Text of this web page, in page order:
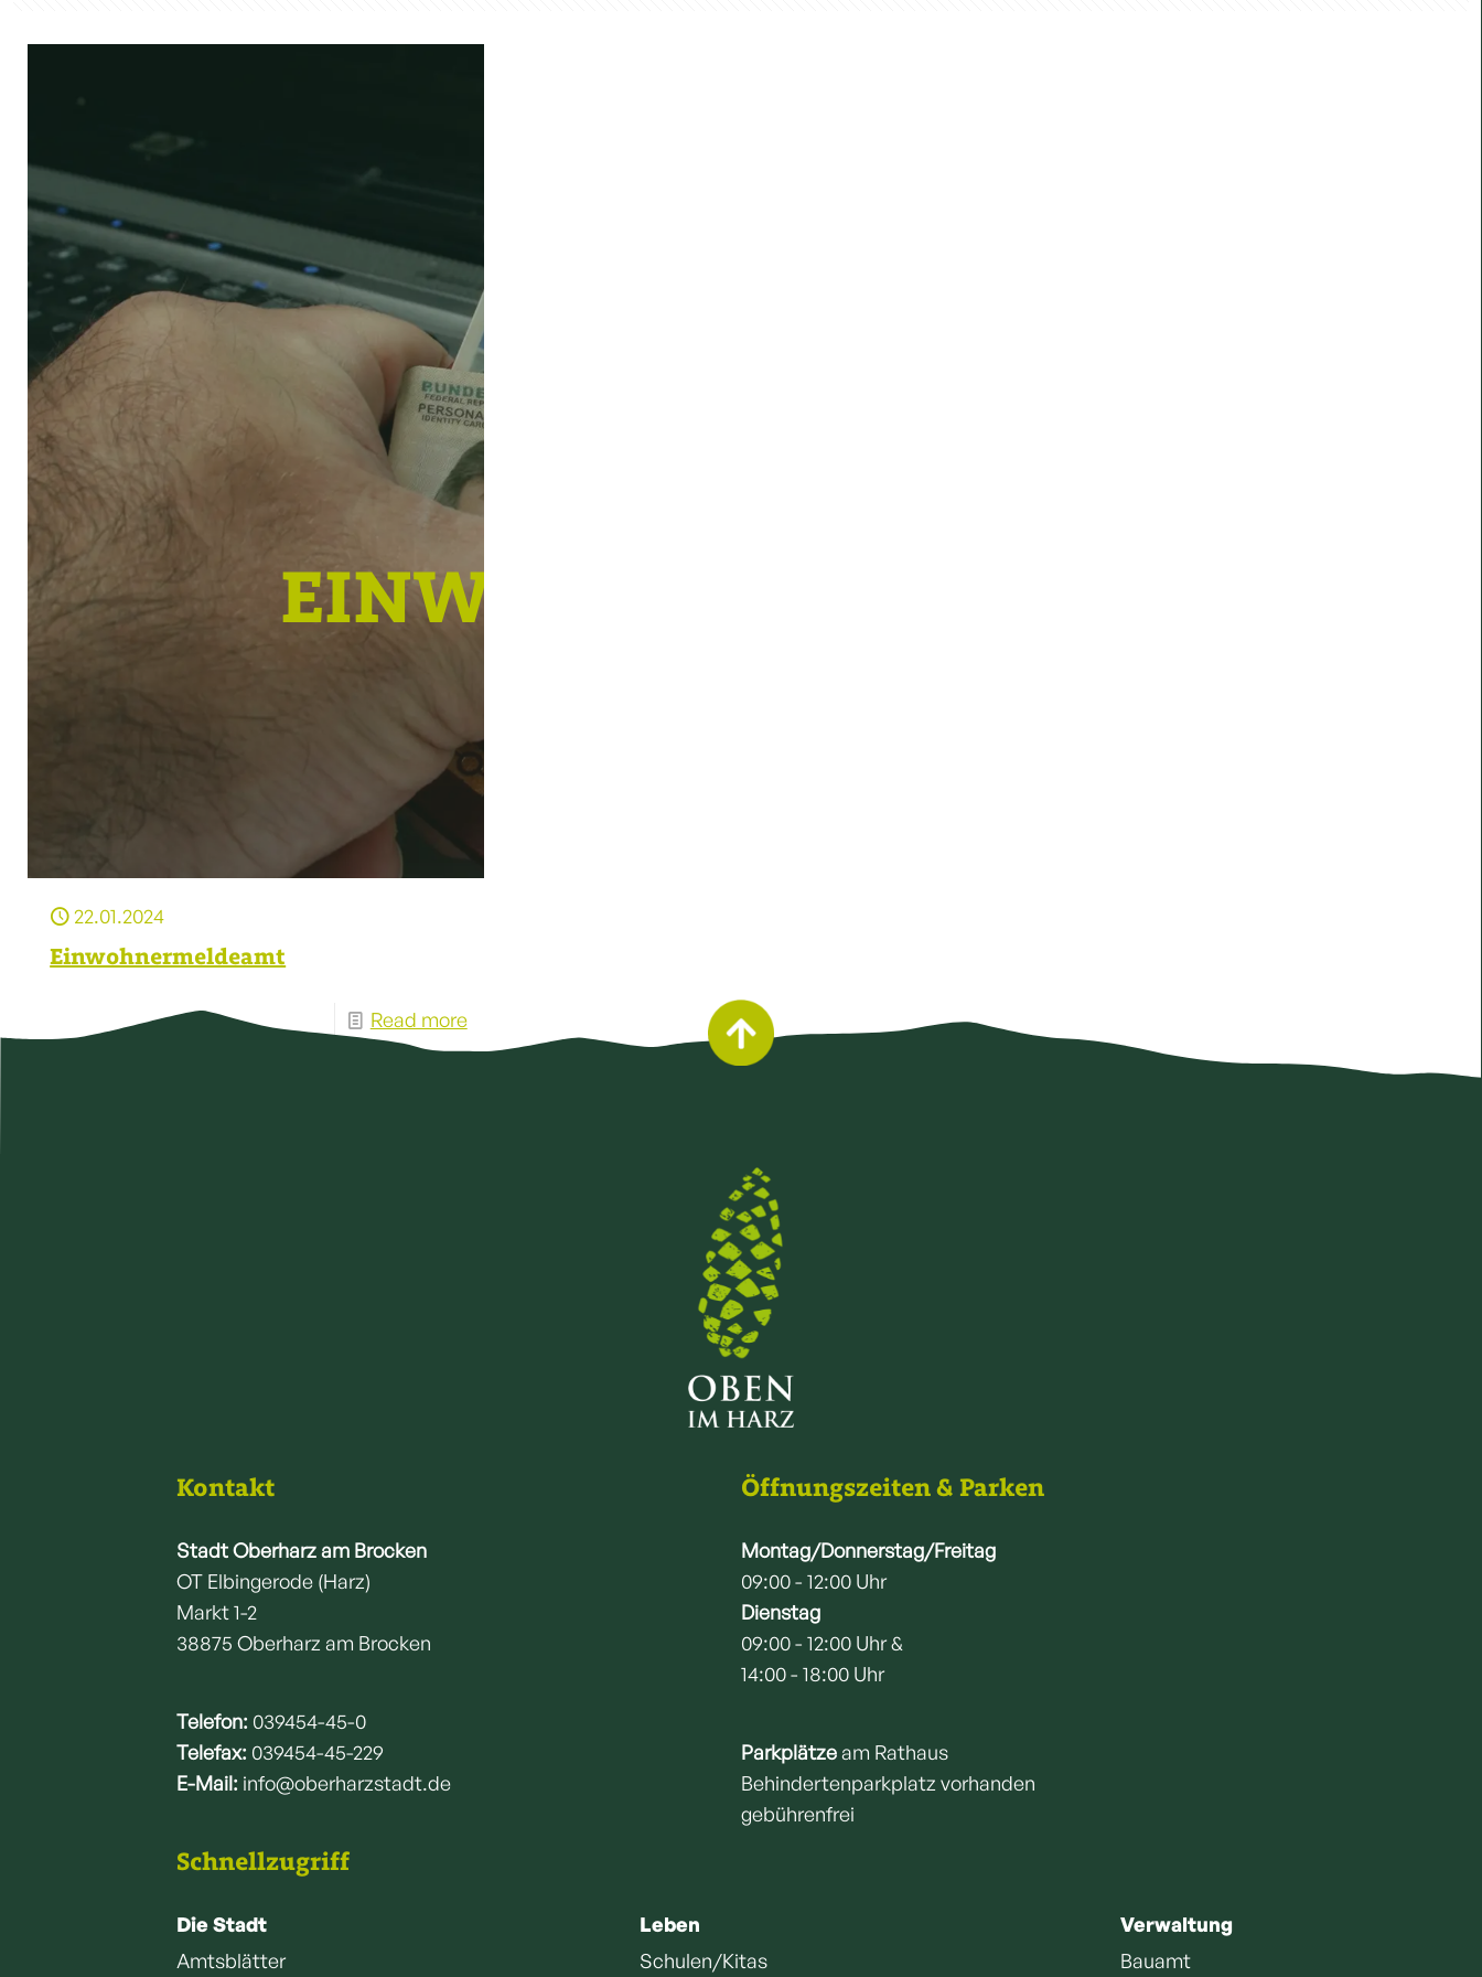
EINWOHNERMELDEAMT
22.01.2024
Einwohnermeldeamt
Read more
Kontakt
Stadt Oberharz am Brocken
OT Elbingerode (Harz)
Markt 1-2
38875 Oberharz am Brocken
Telefon: 039454-45-0
Telefax: 039454-45-229
E-Mail: info@oberharzstadt.de
Öffnungszeiten & Parken
Montag/Donnerstag/Freitag
09:00 - 12:00 Uhr
Dienstag
09:00 - 12:00 Uhr &
14:00 - 18:00 Uhr
Parkplätzeam Rathaus
Behindertenparkplatz vorhanden
gebührenfrei
Schnellzugriff
Die Stadt
Amtsblätter
Leben
Schulen/Kitas
Verwaltung
Bauamt